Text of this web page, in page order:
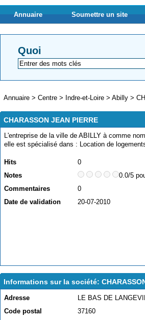
Annuaire Soumettre un site
Quoi
Annuaire > Centre > Indre-et-Loire > Abilly >
CHARASSON JEAN PIERRE
L'entreprise de la ville de ABILLY à comme
elle est spécialisé dans : Location de
Hits
0
Notes
0.0/5
Commentaires
0
Date de validation
20-07-2010
Informations sur la société:
Adresse
LE BAS DE
Code postal
37160